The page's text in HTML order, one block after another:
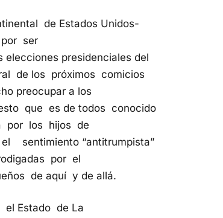
de Estados Unidos-
ser
elecciones presidenciales del
de los próximos comicios
preocupar a los
que es de todos conocido
por los hijos de
sentimiento “antitrumpista”
por el
de aquí y de allá.
el Estado de La